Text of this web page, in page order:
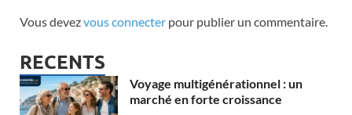
Vous devezvous connecter pour publier un commentaire.
RECENTS
Voyage multigénérationnel : un
marché en forte croissance